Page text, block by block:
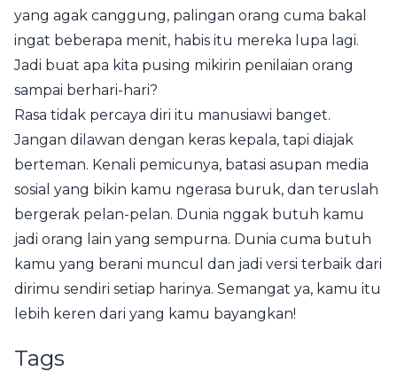
yang agak canggung, palingan orang cuma bakal
ingat beberapa menit, habis itu mereka lupa lagi.
Jadi buat apa kita pusing mikirin penilaian orang
sampai berhari-hari?
Rasa tidak percaya diri itu manusiawi banget.
Jangan dilawan dengan keras kepala, tapi diajak
berteman. Kenali pemicunya, batasi asupan media
sosial yang bikin kamu ngerasa buruk, dan teruslah
bergerak pelan-pelan. Dunia nggak butuh kamu
jadi orang lain yang sempurna. Dunia cuma butuh
kamu yang berani muncul dan jadi versi terbaik dari
dirimu sendiri setiap harinya. Semangat ya, kamu itu
lebih keren dari yang kamu bayangkan!
Tags